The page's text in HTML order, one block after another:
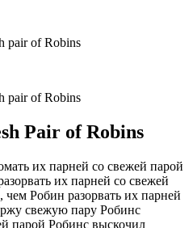
pair of Robins
pair of Robins
Pair of Robins
их парней со свежей парой
их парней со свежей
Робин разорвать их парней
свежую пару Робинс
парой Робинс выскочил